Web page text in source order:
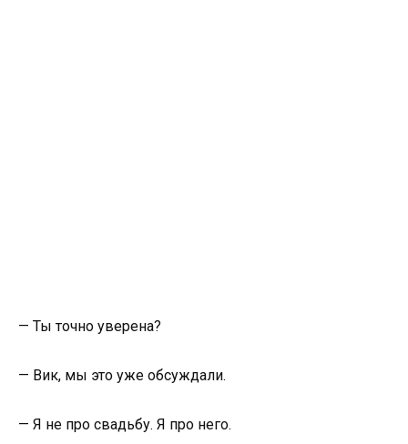
— Ты точно уверена?
— Вик, мы это уже обсуждали.
— Я не про свадьбу. Я про него.